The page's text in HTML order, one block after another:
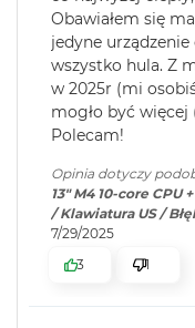
o
o
k
A
i
r
P
ł
n
o
c
Workspace,
KTO KOCHA
dogaduje się z
zdziałać cuda.
na Macu. Albo
Model karty
graficznej:
Rodzaje wejść /
Obawiałem się
jedyne
wszystko hula. Z
w 2025r (mi
mogło być więcej
Polecam!
Opinia dotyczy
13" M4 10-core CPU
/ Klawiatura US /
7/29/2025
3
1